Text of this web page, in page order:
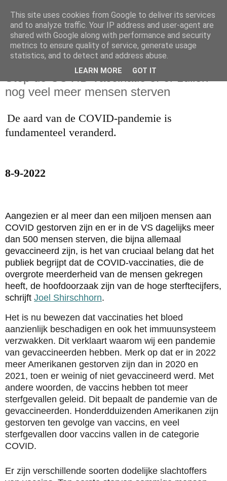
vrijdag 9 september 2022
Stop de COVID-vaccinatie of er zullen
nog veel meer mensen sterven
De aard van de COVID-pandemie is
fundamenteel veranderd.
8-9-2022
Aangezien er al meer dan een miljoen mensen aan
COVID gestorven zijn en er in de VS dagelijks meer
dan 500 mensen sterven, die bijna allemaal
gevaccineerd zijn, is het van cruciaal belang dat het
publiek begrijpt dat de COVID-vaccinaties, die de
overgrote meerderheid van de mensen gekregen
heeft, de hoofdoorzaak zijn van de hoge sterftecijfers,
schrijft Joel Shirschhorn.
Het is nu bewezen dat vaccinaties het bloed
aanzienlijk beschadigen en ook het immuunsysteem
verzwakken. Dit verklaart waarom wij een pandemie
van gevaccineerden hebben. Merk op dat er in 2022
meer Amerikanen gestorven zijn dan in 2020 en
2021, toen er weinig of niet gevaccineerd werd. Met
andere woorden, de vaccins hebben tot meer
sterfgevallen geleid. Dit bepaalt de pandemie van de
gevaccineerden. Honderdduizenden Amerikanen zijn
gestorven ten gevolge van vaccins, en veel
sterfgevallen door vaccins vallen in de categorie
COVID.
Er zijn verschillende soorten dodelijke slachtoffers
This site uses cookies from Google to deliver its services
and to analyze traffic. Your IP address and user-agent are
shared with Google along with performance and security
metrics to ensure quality of service, generate usage
statistics, and to detect and address abuse.
LEARN MORE GOT IT